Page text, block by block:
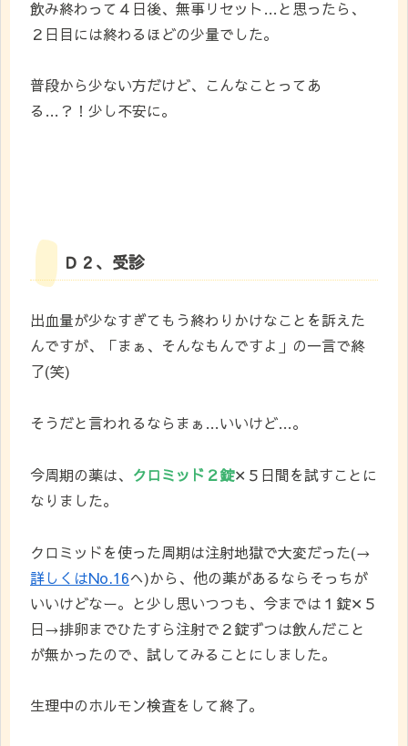
飲み終わって４日後、無事リセット…と思ったら、
２日目には終わるほどの少量でした。
普段から少ない方だけど、こんなことってあ
る…？！少し不安に。
Ｄ２、受診
出血量が少なすぎてもう終わりかけなことを訴えた
んですが、「まぁ、そんなもんですよ」の一言で終
了(笑)
そうだと言われるならまぁ…いいけど…。
今周期の薬は、 クロミッド２錠✕５日間を試すことに
なりました。
クロミッドを使った周期は注射地獄で大変だった(→
詳しくはNo.16へ)から、他の薬があるならそっちが
いいけどなー。と少し思いつつも、今までは１錠✕５
日→排卵までひたすら注射で２錠ずつは飲んだこと
が無かったので、試してみることにしました。
生理中のホルモン検査をして終了。